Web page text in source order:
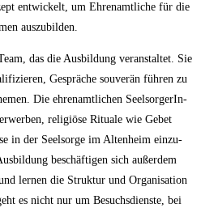
ent­wi­ckelt, um Ehren­amt­li­che für die
auszubilden.
das die Aus­bil­dung ver­an­stal­tet. Sie
Gesprä­che sou­ve­rän füh­ren zu
Die ehren­amt­li­chen Seel­sor­ge­rIn­
reli­giö­se Ritua­le wie Gebet
in der Seel­sor­ge im Alten­heim ein­zu­
beschäf­ti­gen sich außer­dem
ler­nen die Struk­tur und Orga­ni­sa­ti­on
es nicht nur um Besuchs­diens­te, bei